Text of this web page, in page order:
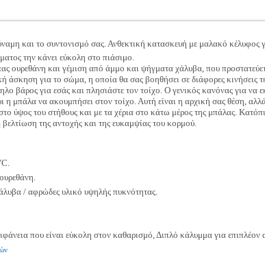
και το συντονισμό σας. Ανθεκτική κατασκευή με μαλακό
την κάνει εύκολη στο πιάσιμο.
ουρεθάνη και γέμιση από άμμο και ψήγματα χάλυβα, που
άσκηση για το σώμα, η οποία θα σας βοηθήσει σε διάφορες κινήσεις
βάρος για εσάς και πλησιάστε τον τοίχο. Ο γενικός κανόνας για να
η μπάλα να ακουμπήσει στον τοίχο. Αυτή είναι η αρχική σας θέση,
ύψος του στήθους και με τα χέρια στο κάτω μέρος της μπάλας.
της αντοχής και της ευκαμψίας του κορμού.
/ αφρώδες υλικό υψηλής πυκνότητας.
που είναι εύκολη στον καθαρισμό, Διπλό κάλυμμα για επιπλέον